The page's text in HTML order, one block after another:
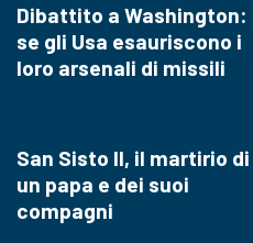
Dibattito a Washington:
se gli Usa esauriscono i
loro arsenali di missili
San Sisto II, il martirio di
un papa e dei suoi
compagni